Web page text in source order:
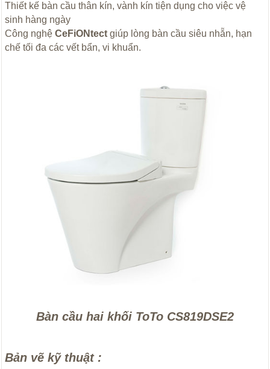
Thiết kế bàn cầu thân kín, vành kín tiện dụng cho việc vệ
sinh hàng ngày
Công nghệ CeFiONtect giúp lòng bàn cầu siêu nhẵn, hạn
chế tối đa các vết bẩn, vi khuẩn.
Bàn cầu hai khối ToTo CS819DSE2
Bản vẽ kỹ thuật :